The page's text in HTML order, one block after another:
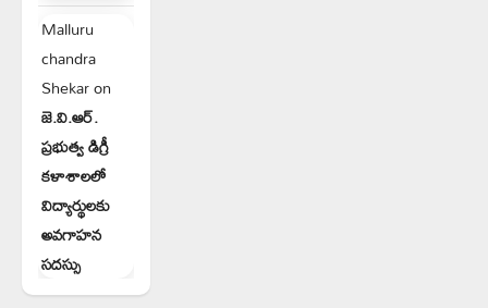
Malluru
chandra
Shekaron
జె.వి.ఆర్.
ప్రభుత్వ డిగ్రీ
కళాశాలలో
విద్యార్థులకు
అవగాహన
సదస్సు